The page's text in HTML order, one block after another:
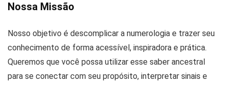
Nossa Missão
Nosso objetivo é descomplicar a numerologia e trazer seu
conhecimento de forma acessível, inspiradora e prática.
Queremos que você possa utilizar esse saber ancestral
para se conectar com seu propósito, interpretar sinais e